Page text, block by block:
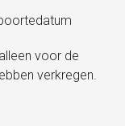
voor de
verkregen.